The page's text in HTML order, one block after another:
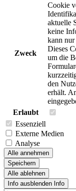
Zweck
Cookie
aktuelle
keine
kann nur
Dieses
um die
den
erhält.
Erlaubt
Essenziell
Externe Medien
Analyse
Alle annehmen
Speichern
Alle ablehnen
Info ausblenden Info